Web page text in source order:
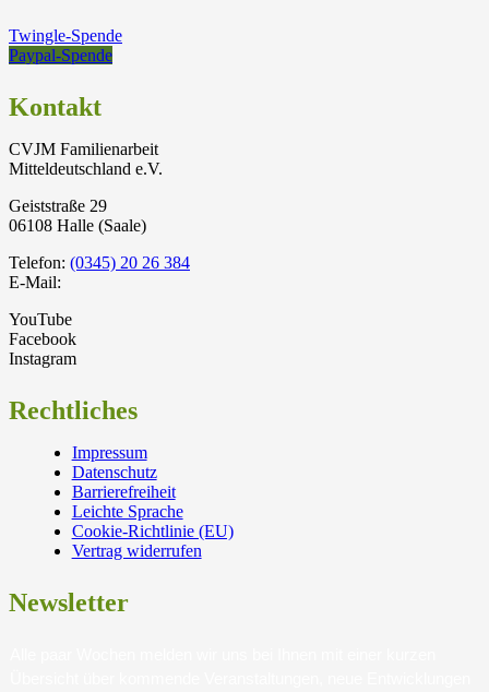
Twingle-Spende
Paypal-Spende
Kontakt
CVJM Familienarbeit
Mitteldeutschland e.V.
Geiststraße 29
06108 Halle (Saale)
Telefon: (0345) 20 26 384
E-Mail:
YouTube
Facebook
Instagram
Rechtliches
Impressum
Datenschutz
Barrierefreiheit
Leichte Sprache
Cookie-Richtlinie (EU)
Vertrag widerrufen
Newsletter